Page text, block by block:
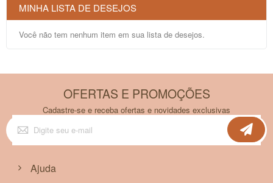
MINHA LISTA DE DESEJOS
Você não tem nenhum item em sua lista de desejos.
OFERTAS E PROMOÇÕES
Cadastre-se e receba ofertas e novidades exclusivas
Inscreva-
se
na
Ajuda